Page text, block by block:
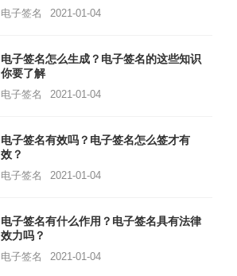
电子签名 2021-01-04
电子签名怎么生成？电子签名的这些知识
你要了解
电子签名 2021-01-04
电子签名有效吗？电子签名怎么签才有
效？
电子签名 2021-01-04
电子签名有什么作用？电子签名具有法律
效力吗？
电子签名 2021-01-04